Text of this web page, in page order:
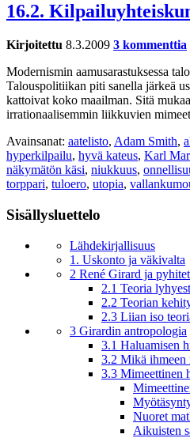
16.2.
Kirjoitettu 8.3.2009 3 kommenttia
Modernismin aamusarastuksessa
Talouspolitiikan piti sanella järkeä
kattoivat koko maailman. Sitä
irrationaalisemmin liikkuvien
Avainsanat: aatelisto, Adam Smith,
hyperkilpailu, hyvä kateus, Karl
näkymätön käsi, niukkuus,
torppari, tuloero, utopia,
Sisällysluettelo
Lähdekirjallisuus
1. Uskonto ja väkivalta
2 René Girard ja
2.1 Teoria
2.2 Teorian
2.3 Liian iso
3 Girardin antropologia
3.1 Haluamisen
3.2 Mikä ihmeen
3.3 Mimeettinen
Nuoret
Aikuisten